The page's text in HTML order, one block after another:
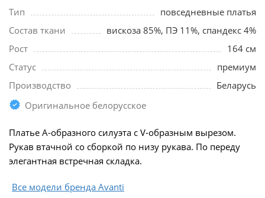
Тип
повседневные платья
Состав ткани
вискоза 85%, ПЭ 11%, спандекс 4%
Рост
164 см
Статус
премиум
Производство
Беларусь
Оригинальное белорусское
Платье А-образного силуэта с V-образным вырезом.
Рукав втачной со сборкой по низу рукава. По переду
элегантная встречная складка.
Все модели бренда Avanti